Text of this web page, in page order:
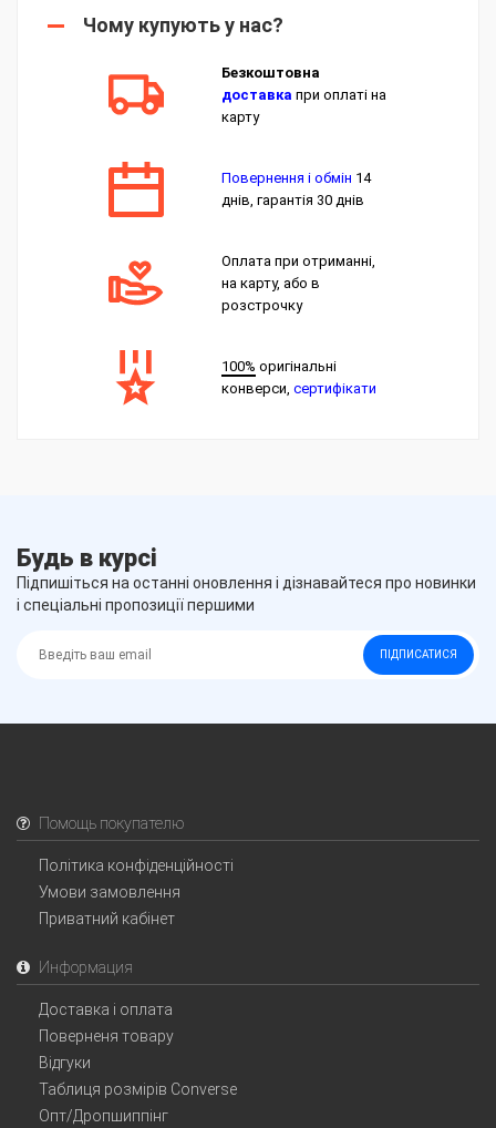
Чому купують у нас?
Безкоштовна
доставка при оплаті на
карту
Повернення і обмін 14
днів, гарантія 30 днів
Оплата при отриманні,
на карту, або в
розстрочку
100% оригінальні
конверси,сертифікати
Будь в курсі
Підпишіться на останні оновлення і дізнавайтеся про новинки
і спеціальні пропозиції першими
ПІДПИСАТИСЯ
Помощь покупателю
Політика конфіденційності
Умови замовлення
Приватний кабінет
Информация
Доставка і оплата
Поверненя товару
Відгуки
Таблиця розмірів Converse
Опт/Дропшиппінг